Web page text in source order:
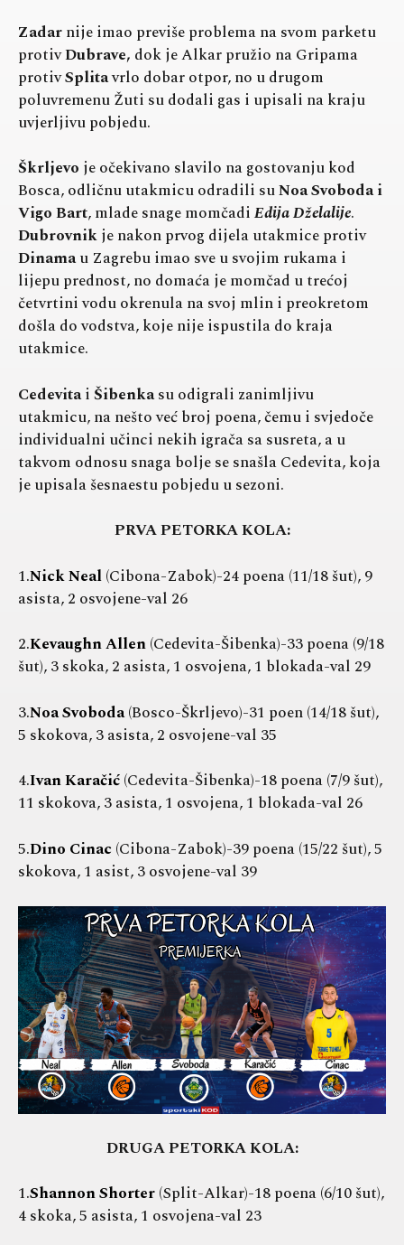
Zadarnije imao previše problema na svom parketu
protivDubrave, dok je Alkar pružio na Gripama
protivSplitavrlo dobar otpor, no u drugom
poluvremenu Žuti su dodali gas i upisali na kraju
uvjerljivu pobjedu.
Škrljevo je očekivano slavilo na gostovanju kod
Bosca, odličnu utakmicu odradili suNoa Svoboda i
Vigo Bart, mlade snage momčadiEdija Dželalije.
Dubrovnikje nakon prvog dijela utakmice protiv
Dinamau Zagrebu imao sve u svojim rukama i
lijepu prednost, no domaća je momčad u trećoj
četvrtini vodu okrenula na svoj mlin i preokretom
došla do vodstva, koje nije ispustila do kraja
utakmice.
CedevitaiŠibenkasu odigrali zanimljivu
utakmicu, na nešto već broj poena, čemu i svjedoče
individualni učinci nekih igrača sa susreta, a u
takvom odnosu snaga bolje se snašla Cedevita, koja
je upisala šesnaestu pobjedu u sezoni.
PRVA PETORKA KOLA:
1.Nick Neal(Cibona-Zabok)-24 poena (11/18 šut), 9
asista, 2 osvojene-val 26
2.Kevaughn Allen(Cedevita-Šibenka)-33 poena (9/18
šut), 3 skoka, 2 asista, 1 osvojena, 1 blokada-val 29
3.Noa Svoboda(Bosco-Škrljevo)-31 poen (14/18 šut),
5 skokova, 3 asista, 2 osvojene-val 35
4.Ivan Karačić(Cedevita-Šibenka)-18 poena (7/9 šut),
11 skokova, 3 asista, 1 osvojena, 1 blokada-val 26
5.Dino Cinac (Cibona-Zabok)-39 poena (15/22 šut), 5
skokova, 1 asist, 3 osvojene-val 39
DRUGA PETORKA KOLA:
1.Shannon Shorter(Split-Alkar)-18 poena (6/10 šut),
4 skoka, 5 asista, 1 osvojena-val 23